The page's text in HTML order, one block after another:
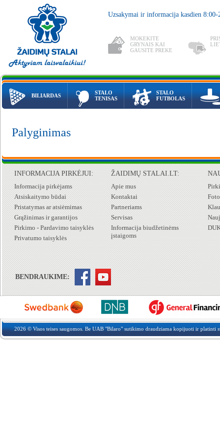
Uzsakymai ir informacija kasdien
MOKEKITE
GRYNAIS KAI
GAUSITE PREKE
BILIARDAS
STALO
TENISAS
STALO
FUTBOLAS
Palyginimas
INFORMACIJA PIRKĖJUI:
Informacija pirkėjams
Atsiskaitymo būdai
Pristatymas ar atsiėmimas
Grąžinimas ir garantijos
Pirkimo - Pardavimo taisyklės
Privatumo taisyklės
ŽAIDIMŲ STALAI.LT:
Apie mus
Kontaktai
Partneriams
Servisas
Informacija biudžetinėms
įstaigoms
BENDRAUKIME:
2026 © Visos teises saugomos. Be UAB "Bilaro" sutikimo draudziama kopijuoti ir platinti